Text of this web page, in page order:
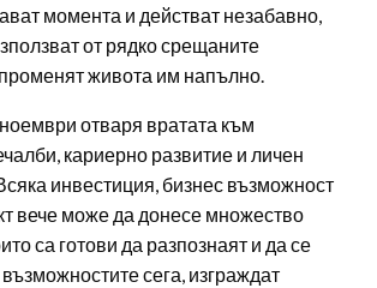
момента и действат незабавно,
от рядко срещаните
живота им напълно.
отваря вратата към
кариерно развитие и личен
инвестиция, бизнес възможност
вече може да донесе множество
са готови да разпознаят и да се
сега, изграждат